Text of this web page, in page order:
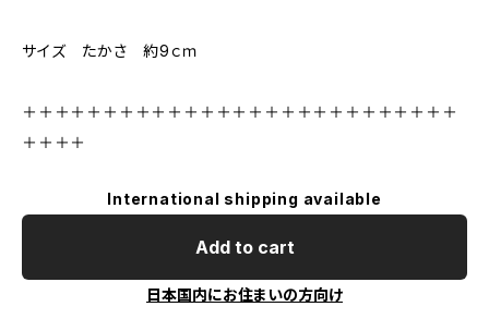
サイズ たかさ 約9ｃｍ
＋＋＋＋＋＋＋＋＋＋＋＋＋＋＋＋＋＋＋＋＋＋＋＋＋＋＋
＋＋＋＋
International shipping available
Add to cart
日本国内にお住まいの方向け